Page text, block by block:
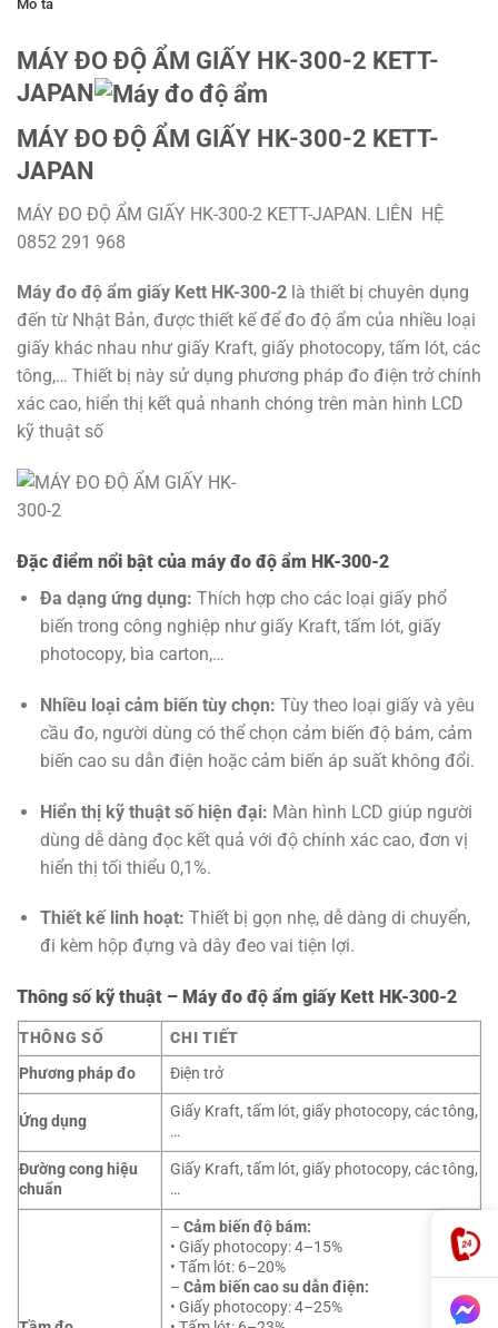
Mô tả
MÁY ĐO ĐỘ ẨM GIẤY HK-300-2 KETT-
JAPAN
MÁY ĐO ĐỘ ẨM GIẤY HK-300-2 KETT-
JAPAN
MÁY ĐO ĐỘ ẨM GIẤY HK-300-2 KETT-JAPAN. LIÊN HỆ
0852 291 968
Máy đo độ ẩm giấy Kett HK-300-2 là thiết bị chuyên dụng
đến từ Nhật Bản, được thiết kế để đo độ ẩm của nhiều loại
giấy khác nhau như giấy Kraft, giấy photocopy, tấm lót, các
tông,… Thiết bị này sử dụng phương pháp đo điện trở chính
xác cao, hiển thị kết quả nhanh chóng trên màn hình LCD
kỹ thuật số
Đặc điểm nổi bật của máy đo độ ẩm HK-300-2
Đa dạng ứng dụng: Thích hợp cho các loại giấy phổ
biến trong công nghiệp như giấy Kraft, tấm lót, giấy
photocopy, bìa carton,…
Nhiều loại cảm biến tùy chọn: Tùy theo loại giấy và yêu
cầu đo, người dùng có thể chọn cảm biến độ bám, cảm
biến cao su dẫn điện hoặc cảm biến áp suất không đổi.
Hiển thị kỹ thuật số hiện đại: Màn hình LCD giúp người
dùng dễ dàng đọc kết quả với độ chính xác cao, đơn vị
hiển thị tối thiểu 0,1%.
Thiết kế linh hoạt: Thiết bị gọn nhẹ, dễ dàng di chuyển,
đi kèm hộp đựng và dây đeo vai tiện lợi.
Thông số kỹ thuật – Máy đo độ ẩm giấy Kett HK-300-2
THÔNG SỐ
CHI TIẾT
Phương pháp đo
Điện trở
Ứng dụng
Giấy Kraft, tấm lót, giấy photocopy, các tông,
…
Đường cong hiệu
chuẩn
Giấy Kraft, tấm lót, giấy photocopy, các tông,
…
–Cảm biến độ bám:
• Giấy photocopy: 4–15%
• Tấm lót: 6–20%
–Cảm biến cao su dẫn điện:
• Giấy photocopy: 4–25%